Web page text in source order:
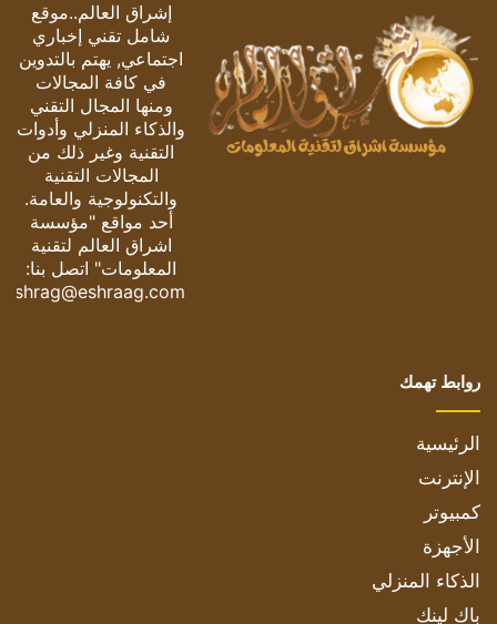
إشراق العالم..موقع
شامل تقني إخباري
اجتماعي, يهتم بالتدوين
في كافة المجالات
ومنها المجال التقني
والذكاء المنزلي وأدوات
التقنية وغير ذلك من
المجالات التقنية
والتكنولوجية والعامة.
أحد مواقع "مؤسسة
اشراق العالم لتقنية
المعلومات" اتصل بنا:
eshrag@eshraag.com
روابط تهمك
الرئيسية
الإنترنت
كمبيوتر
الأجهزة
الذكاء المنزلي
باك لينك